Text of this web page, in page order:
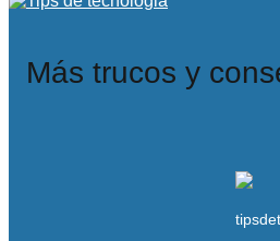
Más trucos y